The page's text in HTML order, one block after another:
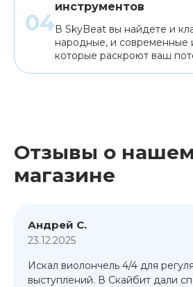
инструментов
В SkyBeat вы найдете и
народные, и современные
которые раскроют ваш
Отзывы о нашем
магазине
Андрей С.
23.12.2025
Искал виолончель 4/4 для
выступлений. В Скайбит дали